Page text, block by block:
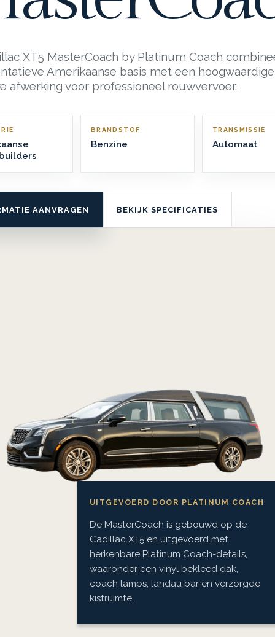
XT5 MasterCoach by Platinum Coach
Amerikaanse basis met een
afwerking voor professioneel rouwvervoer.
BRANDSTOF
Benzine
TRANSMISSIE
Automaat
AANVRAGEN BEKIJK SPECIFICATIES
UITGEVOERD DOOR PLATINUM COACH
De MasterCoach is gebouwd op de
Cadillac XT5 en uitgevoerd met
herkenbare Platinum Coach-details,
waaronder een vinyl bekleed dak,
coach lamps, landau bar en verzorgde
kistruimte.